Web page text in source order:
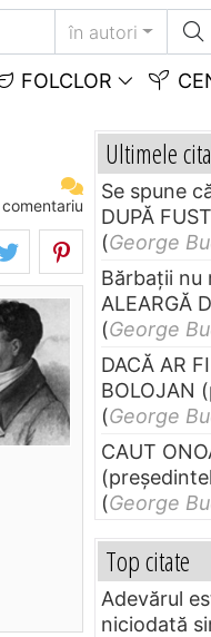
în autori
FOLCLOR
comentariu
Ultimele
Se spune
DUPĂ
(George
Bărbaţii nu
ALEARGĂ
(George
DACĂ AR
BOLOJAN
(George
CAUT
(George
Top citate
Adevărul
niciodată